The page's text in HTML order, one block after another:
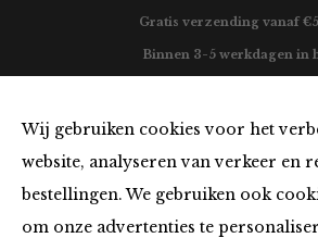
Wij gebruiken cookies voor het
website, analyseren van verkeer en
bestellingen. We gebruiken ook
om onze advertenties te
Gratis verzending vanaf
Binnen 3-5 werkdagen in
Tops en Blouses